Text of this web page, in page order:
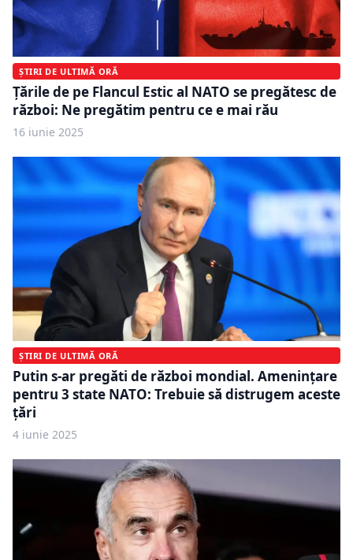
ȘTIRI DE ULTIMĂ ORĂ
Țările de pe Flancul Estic al NATO se pregătesc de
război: Ne pregătim pentru ce e mai rău
16 iunie 2025
ȘTIRI DE ULTIMĂ ORĂ
Putin s-ar pregăti de război mondial. Amenințare
pentru 3 state NATO: Trebuie să distrugem aceste
țări
4 iunie 2025